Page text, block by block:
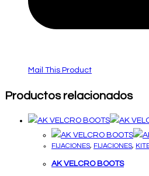
Mail This Product
Productos relacionados
FIJACIONES, FIJACIONES,
AK VELCRO BOOTS